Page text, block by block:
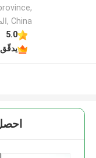
China ,الصين
5.0